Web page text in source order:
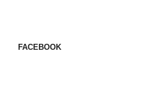
FACEBOOK